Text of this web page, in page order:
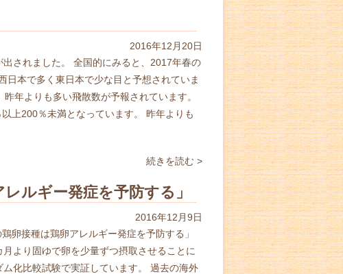
2016年12月20日
されました。 全国的にみると、2017年春の
日本で多く東日本で少な目と予想されていま
年よりも多い飛散数が予報されています。
上200％未満となっています。 昨年よりも
続きを読む >
ルギー発症を予防する」
2016年12月9日
卵接種は鶏卵アレルギー発症を予防する」
より固ゆで卵を少量ずつ摂取させることに
化比較試験で実証しています。 過去の海外